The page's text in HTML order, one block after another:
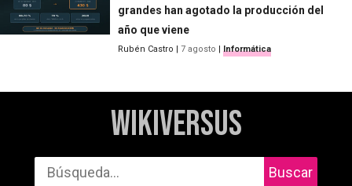
grandes han agotado la producción del
año que viene
Rubén Castro 7 agosto Informática
WikiVersus
Buscar